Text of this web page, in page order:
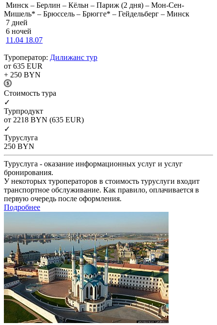
Минск – Берлин – Кёльн – Париж (2 дня) – Мон-Сен-
Мишель* – Брюссель – Брюгге* – Гейдельберг – Минск
7 дней
6 ночей
11.04 18.07
Туроператор: Дилижанс тур
от 635 EUR
+ 250 BYN
Cтоимость тура
✓
Турпродукт
от 2218 BYN (635 EUR)
✓
Туруслуга
250 BYN
Туруслуга - оказание информационных услуг и услуг
бронирования.
У некоторых туроператоров в стоимость туруслуги входит
транспортное обслуживание. Как правило, оплачивается в
первую очередь после оформления.
Подробнее